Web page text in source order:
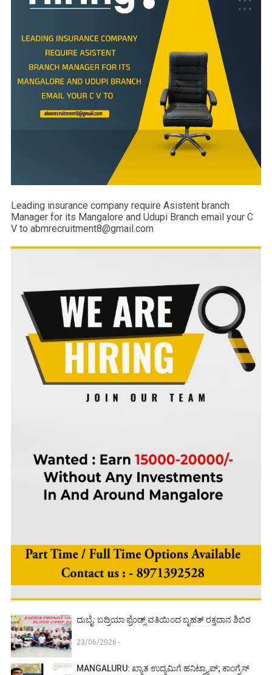
Leading insurance company require Asistent branch
Manager for its Mangalore and Udupi Branch email your C
V to abmrecruitment8@gmail.com
ದುಬೈ: ಬದ್ರಿಯಾ ಫ್ರೆಂಡ್ಸ್ ವತಿಯಿಂದ ಬೃಹತ್ ರಕ್ತದಾನ ಶಿಬಿರ
23/06/2026 -
MANGALURU: ಖ್ಯಾತ ಉದ್ಯಮಿಗೆ ಹನಿಟ್ರ್ಯಾಪ್; ಕಾಂಗ್ರೆಸ್